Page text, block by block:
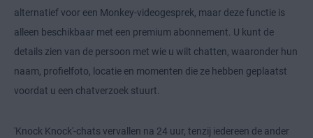
alternatief voor een Monkey-videogesprek, maar deze functie is
alleen beschikbaar met een premium abonnement. U kunt de
details zien van de persoon met wie u wilt chatten, waaronder hun
naam, profielfoto, locatie en momenten die ze hebben geplaatst
voordat u een chatverzoek stuurt.
'Knock Knock'-chats vervallen na 24 uur, tenzij iedereen de ander